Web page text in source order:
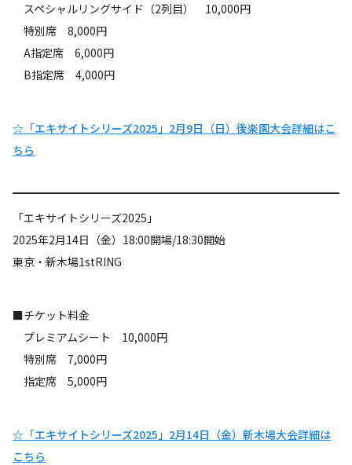
スペシャルリングサイド（2列目） 10,000円
特別席 8,000円
A指定席 6,000円
B指定席 4,000円
☆「エキサイトシリーズ2025」2月9日（日）後楽園大会詳細はこ
ちら
「エキサイトシリーズ2025」
2025年2月14日（金）18:00開場/18:30開始
東京・新木場1stRING
■チケット料金
プレミアムシート 10,000円
特別席 7,000円
指定席 5,000円
☆「エキサイトシリーズ2025」2月14日（金）新木場大会詳細は
こちら